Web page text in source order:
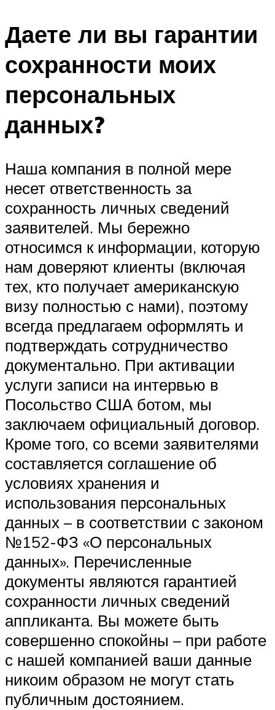
Даете ли вы гарантии
сохранности моих
персональных
данных?
Наша компания в полной мере
несет ответственность за
сохранность личных сведений
заявителей. Мы бережно
относимся к информации, которую
нам доверяют клиенты (включая
тех, кто получает американскую
визу полностью с нами), поэтому
всегда предлагаем оформлять и
подтверждать сотрудничество
документально. При активации
услуги записи на интервью в
Посольство США ботом, мы
заключаем официальный договор.
Кроме того, со всеми заявителями
составляется соглашение об
условиях хранения и
использования персональных
данных – в соответствии с законом
№152-ФЗ «О персональных
данных». Перечисленные
документы являются гарантией
сохранности личных сведений
аппликанта. Вы можете быть
совершенно спокойны – при работе
с нашей компанией ваши данные
никоим образом не могут стать
публичным достоянием.